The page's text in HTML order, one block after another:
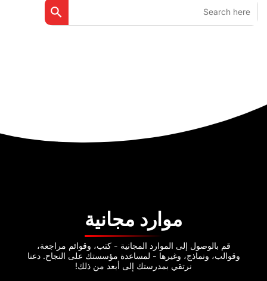
for:
موارد مجانية
قم بالوصول إلى الموارد المجانية - كتب، وقوائم مراجعة،
وقوالب، ونماذج، وغيرها - لمساعدة مؤسستك على النجاح. دعنا
نرتقي بمدرستك إلى أبعد من ذلك!